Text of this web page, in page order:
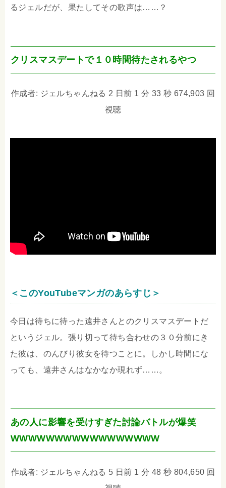
るジェルだが、果たしてその歌声は……？
クリスマスデートで１０時間待たされるやつ
作成者: ジェルちゃんねる 2 日前 1 分 33 秒 674,903 回
視聴
＜このYouTubeマンガのあらすじ＞
今日は待ちに待った遠井さんとのクリスマスデートだ
というジェル。張り切って待ち合わせの３０分前にき
た彼は、のんびり彼女を待つことに。しかし時間にな
っても、遠井さんはなかなか現れず……。
あの人に影響を受けすぎた討論バトルが爆笑
WWWWWWWWWWWWWWWWW
作成者: ジェルちゃんねる 5 日前 1 分 48 秒 804,650 回